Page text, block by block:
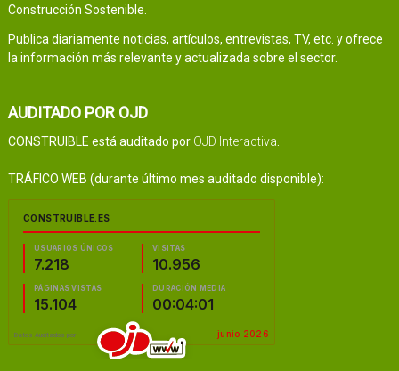
Construcción Sostenible.
Publica diariamente noticias, artículos, entrevistas, TV, etc. y ofrece
la información más relevante y actualizada sobre el sector.
AUDITADO POR OJD
CONSTRUIBLE está auditado por OJD Interactiva.
TRÁFICO WEB (durante último mes auditado disponible):